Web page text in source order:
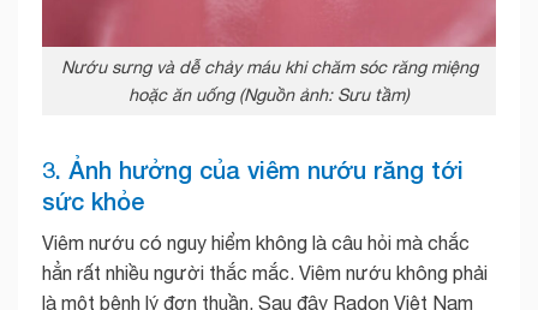
Nướu sưng và dễ chảy máu khi chăm sóc răng miệng
hoặc ăn uống (Nguồn ảnh: Sưu tầm)
3. Ảnh hưởng của viêm nướu răng tới
sức khỏe
Viêm nướu có nguy hiểm không là câu hỏi mà chắc
hẳn rất nhiều người thắc mắc. Viêm nướu không phải
là một bệnh lý đơn thuần. Sau đây Radon Việt Nam